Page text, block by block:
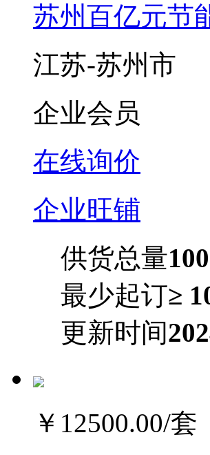
苏州百亿元节
江苏-苏州市
企业会员
在线询价
企业旺铺
供货总量
最少起订≥
更新时间
￥12500.00/套